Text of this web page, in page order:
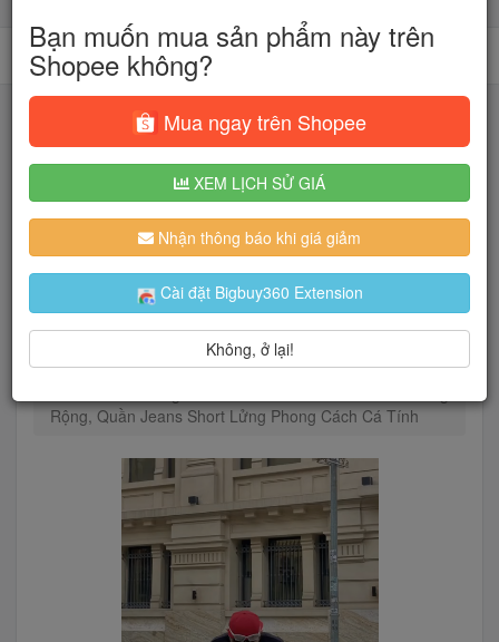
Tìm kiếm
Người dùng đang quan tâm đến 🔥...
Trang chủ Thời Trang Nam
Quần jean
Rộng, Quần Jeans Short Lửng Phong Cách Cá Tính
Bạn muốn mua sản phẩm này trên
Shopee không?
Mua ngay trên Shopee
XEM LỊCH SỬ GIÁ
Nhận thông báo khi giá giảm
Cài đặt Bigbuy360 Extension
Không, ở lại!